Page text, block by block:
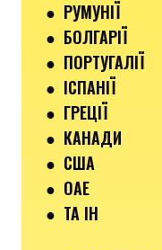
● РУМУНІЇ
● БОЛГАРІЇ
● ПОРТУГАЛІЇ
● ІСПАНІЇ
● ГРЕЦІЇ
● КАНАДИ
● США
● ОАЕ
● ТА ІН